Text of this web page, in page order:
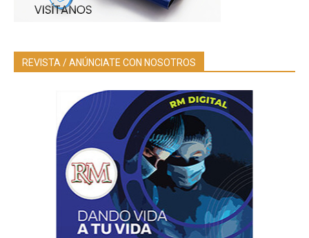
REVISTA / ANÚNCIATE CON NOSOTROS